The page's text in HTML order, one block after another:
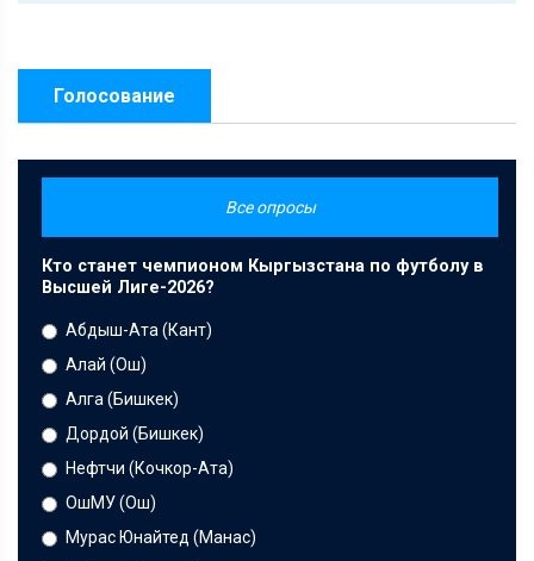
Голосование
Все опросы
Кто станет чемпионом Кыргызстана по футболу в
Высшей Лиге-2026?
Абдыш-Ата (Кант)
Алай (Ош)
Алга (Бишкек)
Дордой (Бишкек)
Нефтчи (Кочкор-Ата)
ОшМУ (Ош)
Мурас Юнайтед (Манас)